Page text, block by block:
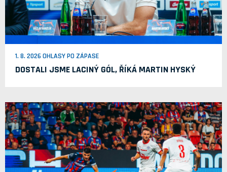
1. 8. 2026 OHLASY PO ZÁPASE
DOSTALI JSME LACINÝ GÓL, ŘÍKÁ MARTIN HYSKÝ